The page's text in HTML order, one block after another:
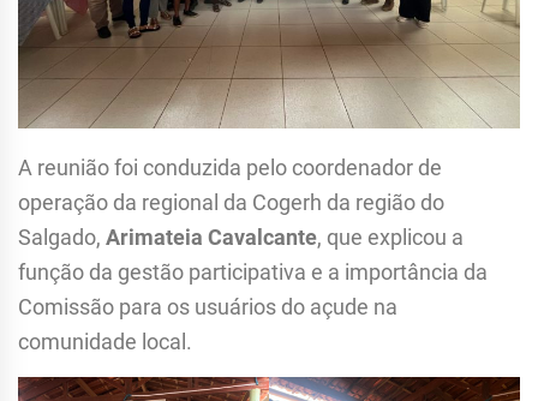
A reunião foi conduzida pelo coordenador de
operação da regional da Cogerh da região do
Salgado, Arimateia Cavalcante, que explicou a
função da gestão participativa e a importância da
Comissão para os usuários do açude na
comunidade local.